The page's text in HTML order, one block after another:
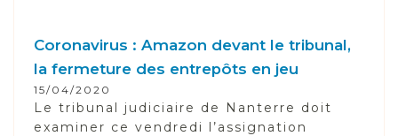
Coronavirus : Amazon devant le tribunal,
la fermeture des entrepôts en jeu
15/04/2020
Le tribunal judiciaire de Nanterre doit
examiner ce vendredi l’assignation